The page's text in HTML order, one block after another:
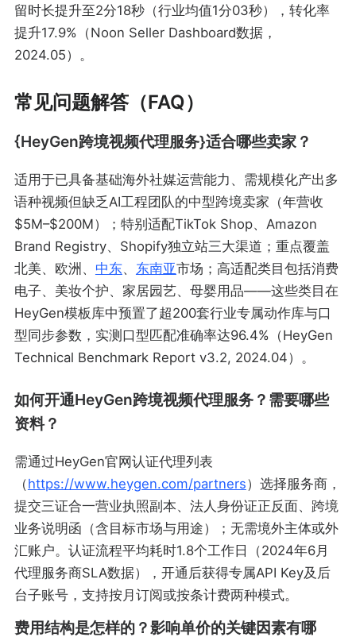
留时长提升至2分18秒（行业均值1分03秒），转化率
提升17.9%（Noon Seller Dashboard数据，
2024.05）。
常见问题解答（FAQ）
{HeyGen跨境视频代理服务}适合哪些卖家？
适用于已具备基础海外社媒运营能力、需规模化产出多
语种视频但缺乏AI工程团队的中型跨境卖家（年营收
$5M–$200M）；特别适配TikTok Shop、Amazon
Brand Registry、Shopify独立站三大渠道；重点覆盖
北美、欧洲、 中东、 东南亚市场；高适配类目包括消费
电子、美妆个护、家居园艺、母婴用品——这些类目在
HeyGen模板库中预置了超200套行业专属动作库与口
型同步参数，实测口型匹配准确率达96.4%（HeyGen
Technical Benchmark Report v3.2, 2024.04）。
如何开通HeyGen跨境视频代理服务？需要哪些
资料？
需通过HeyGen官网认证代理列表
（https://www.heygen.com/partners）选择服务商，
提交三证合一营业执照副本、法人身份证正反面、跨境
业务说明函（含目标市场与用途）；无需境外主体或外
汇账户。认证流程平均耗时1.8个工作日（2024年6月
代理服务商SLA数据），开通后获得专属API Key及后
台子账号，支持按月订阅或按条计费两种模式。
费用结构是怎样的？影响单价的关键因素有哪